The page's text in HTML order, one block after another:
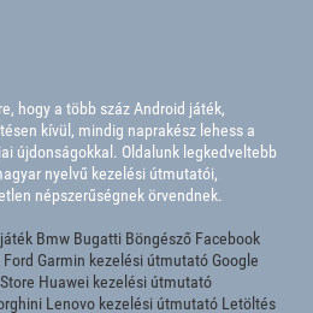
hogy a több száz Android játék,
kívül, mindig naprakész lehess a
újdonságokkal. Oldalunk legkedveltebb
nyelvű kezelési útmutatói,
népszerűségnek örvendnek.
Bmw Bugatti Böngésző Facebook
Ford Garmin kezelési útmutató Google
Huawei kezelési útmutató
Lenovo kezelési útmutató Letöltés